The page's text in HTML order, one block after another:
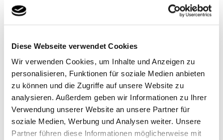
Diese Webseite verwendet Cookies
Wir verwenden Cookies, um Inhalte und Anzeigen zu
personalisieren, Funktionen für soziale Medien anbieten
zu können und die Zugriffe auf unsere Website zu
analysieren. Außerdem geben wir Informationen zu Ihrer
Verwendung unserer Website an unsere Partner für
soziale Medien, Werbung und Analysen weiter. Unsere
Partner führen diese Informationen möglicherweise mit
Cuisine: couscous, tajine, harissa
et mezze, mais aussi baklava et makroud
Activités: exploration des sites
historiques, trekking à dos de chameau et
sports nautiques